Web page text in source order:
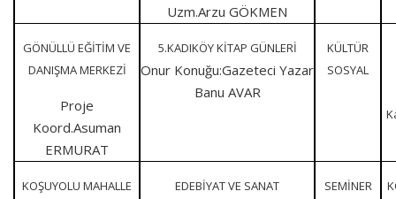
Uzm.Arzu GÖKMEN
GÖNÜLLÜ EĞİTİM VE
DANIŞMA MERKEZİ
Proje
Koord.Asuman
ERMURAT
5.KADIKÖY KİTAP GÜNLERİ
Onur Konuğu:Gazeteci Yazar
Banu AVAR
KÜLTÜR
SOSYAL
KOŞUYOLU MAHALLE
EDEBİYAT VE SANAT
SEMİNER